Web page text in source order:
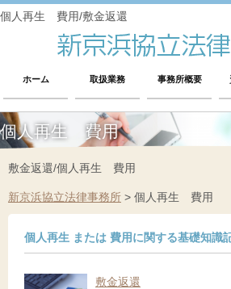
個人再生 費用/敷金返還
ホーム 取扱業務 事務所概要
個人再生 費用
敷金返還/個人再生 費用
新京浜協立法律事務所 > 個人再生 費用
個人再生 または 費用に関する基礎知識
敷金返還